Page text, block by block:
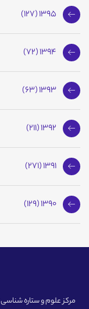
1395 (127)
1394 (72)
1393 (63)
1392 (211)
1391 (271)
1390 (129)
مرکز علوم و ستاره